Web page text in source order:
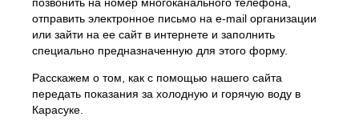
отправить электронное письмо на e-mail организации
или зайти на ее сайт в интернете и заполнить
специально предназначенную для этого форму.
Расскажем о том, как с помощью нашего сайта
передать показания за холодную и горячую воду в
Карасуке.